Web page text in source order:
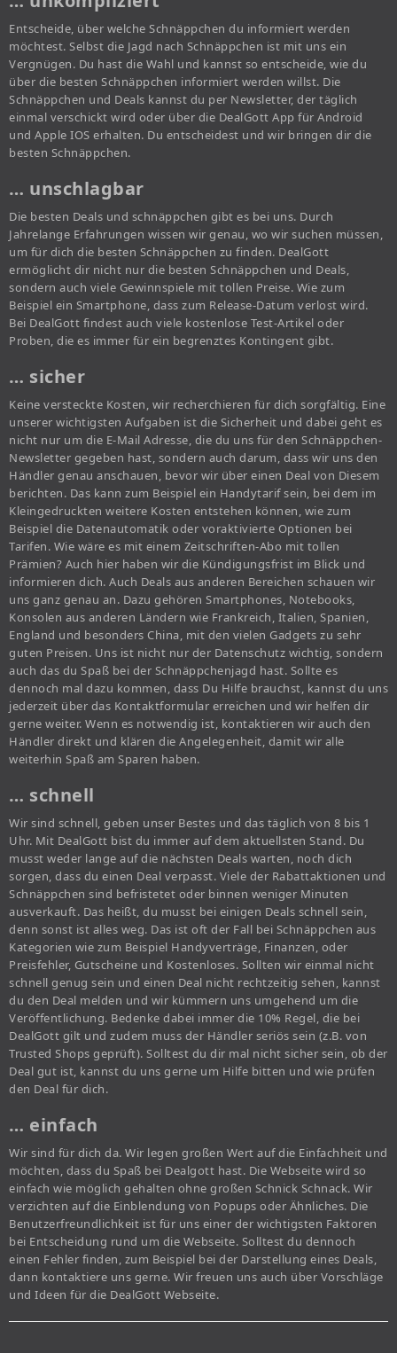
Entscheide, über welche Schnäppchen du informiert werden
möchtest. Selbst die Jagd nach Schnäppchen ist mit uns ein
Vergnügen. Du hast die Wahl und kannst so entscheide, wie du
über die besten Schnäppchen informiert werden willst. Die
Schnäppchen und Deals kannst du per Newsletter, der täglich
einmal verschickt wird oder über die DealGott App für Android
und Apple IOS erhalten. Du entscheidest und wir bringen dir die
besten Schnäppchen.
… unschlagbar
Die besten Deals und schnäppchen gibt es bei uns. Durch
Jahrelange Erfahrungen wissen wir genau, wo wir suchen müssen,
um für dich die besten Schnäppchen zu finden. DealGott
ermöglicht dir nicht nur die besten Schnäppchen und Deals,
sondern auch viele Gewinnspiele mit tollen Preise. Wie zum
Beispiel ein Smartphone, dass zum Release-Datum verlost wird.
Bei DealGott findest auch viele kostenlose Test-Artikel oder
Proben, die es immer für ein begrenztes Kontingent gibt.
… sicher
Keine versteckte Kosten, wir recherchieren für dich sorgfältig. Eine
unserer wichtigsten Aufgaben ist die Sicherheit und dabei geht es
nicht nur um die E-Mail Adresse, die du uns für den Schnäppchen-
Newsletter gegeben hast, sondern auch darum, dass wir uns den
Händler genau anschauen, bevor wir über einen Deal von Diesem
berichten. Das kann zum Beispiel ein Handytarif sein, bei dem im
Kleingedruckten weitere Kosten entstehen können, wie zum
Beispiel die Datenautomatik oder voraktivierte Optionen bei
Tarifen. Wie wäre es mit einem Zeitschriften-Abo mit tollen
Prämien? Auch hier haben wir die Kündigungsfrist im Blick und
informieren dich. Auch Deals aus anderen Bereichen schauen wir
uns ganz genau an. Dazu gehören Smartphones, Notebooks,
Konsolen aus anderen Ländern wie Frankreich, Italien, Spanien,
England und besonders China, mit den vielen Gadgets zu sehr
guten Preisen. Uns ist nicht nur der Datenschutz wichtig, sondern
auch das du Spaß bei der Schnäppchenjagd hast. Sollte es
dennoch mal dazu kommen, dass Du Hilfe brauchst, kannst du uns
jederzeit über das Kontaktformular erreichen und wir helfen dir
gerne weiter. Wenn es notwendig ist, kontaktieren wir auch den
Händler direkt und klären die Angelegenheit, damit wir alle
weiterhin Spaß am Sparen haben.
… schnell
Wir sind schnell, geben unser Bestes und das täglich von 8 bis 1
Uhr. Mit DealGott bist du immer auf dem aktuellsten Stand. Du
musst weder lange auf die nächsten Deals warten, noch dich
sorgen, dass du einen Deal verpasst. Viele der Rabattaktionen und
Schnäppchen sind befristetet oder binnen weniger Minuten
ausverkauft. Das heißt, du musst bei einigen Deals schnell sein,
denn sonst ist alles weg. Das ist oft der Fall bei Schnäppchen aus
Kategorien wie zum Beispiel Handyverträge, Finanzen, oder
Preisfehler, Gutscheine und Kostenloses. Sollten wir einmal nicht
schnell genug sein und einen Deal nicht rechtzeitig sehen, kannst
du den Deal melden und wir kümmern uns umgehend um die
Veröffentlichung. Bedenke dabei immer die 10% Regel, die bei
DealGott gilt und zudem muss der Händler seriös sein (z.B. von
Trusted Shops geprüft). Solltest du dir mal nicht sicher sein, ob der
Deal gut ist, kannst du uns gerne um Hilfe bitten und wie prüfen
den Deal für dich.
… einfach
Wir sind für dich da. Wir legen großen Wert auf die Einfachheit und
möchten, dass du Spaß bei Dealgott hast. Die Webseite wird so
einfach wie möglich gehalten ohne großen Schnick Schnack. Wir
verzichten auf die Einblendung von Popups oder Ähnliches. Die
Benutzerfreundlichkeit ist für uns einer der wichtigsten Faktoren
bei Entscheidung rund um die Webseite. Solltest du dennoch
einen Fehler finden, zum Beispiel bei der Darstellung eines Deals,
dann kontaktiere uns gerne. Wir freuen uns auch über Vorschläge
und Ideen für die DealGott Webseite.